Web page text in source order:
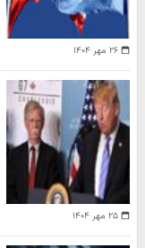
۲۶ مهر ۱۴۰۴
۲۵ مهر ۱۴۰۴